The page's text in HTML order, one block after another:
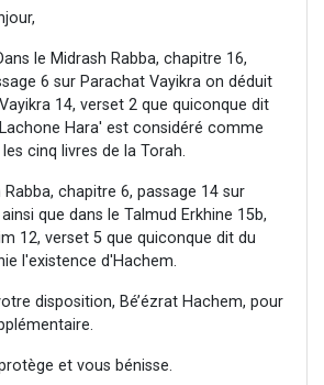
le Midrash Rabba, chapitre 16,
6 sur Parachat Vayikra on déduit
14, verset 2 que quiconque dit
Hara' est considéré comme
cinq livres de la Torah.
Rabba, chapitre 6, passage 14 sur
que dans le Talmud Erkhine 15b,
12, verset 5 que quiconque dit du
l'existence d'Hachem.
disposition, Bé’ézrat Hachem, pour
et vous bénisse.